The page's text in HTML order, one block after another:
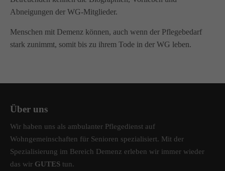
Abneigungen der WG-Mitglieder.
Menschen mit Demenz können, auch wenn der Pflegebedarf
stark zunimmt, somit bis zu ihrem Tode in der WG leben.
Über uns
Wir haben uns als ambulanter Pflegedienst auf
Wohngemeinschaften für Senioren spezialisiert. Mit der
Spezialisierung im Bereich Demenz erleben wir immer wieder
das wir GUTES tun.